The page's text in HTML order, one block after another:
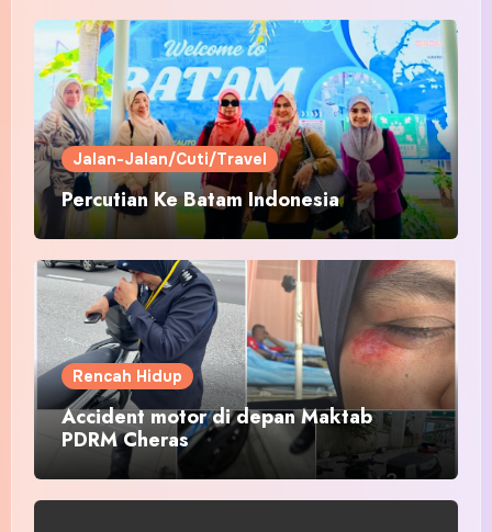
Jalan-Jalan/Cuti/Travel
Percutian Ke Batam Indonesia
Rencah Hidup
Accident motor di depan Maktab
PDRM Cheras